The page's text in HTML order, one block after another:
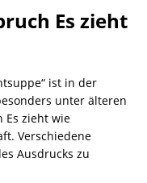
Es zieht
ist in der
unter älteren
Es zieht wie
Verschiedene
Ausdrucks zu